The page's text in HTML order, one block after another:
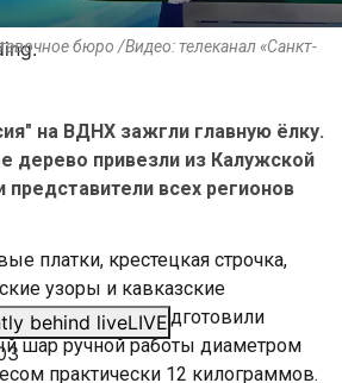
behind liveLIVE
бюро /Видео: телеканал «Санкт-
на ВДНХ зажгли главную ёлку.
дерево привезли из Калужской
представители всех регионов
платки, крестецкая строчка,
узоры и кавказские
мастера подготовили
шар ручной работы диаметром
практически 12 килограммов.